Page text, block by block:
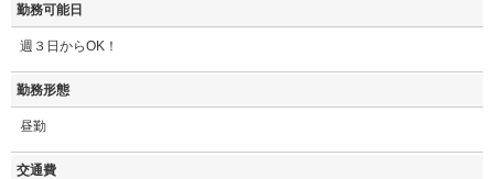
勤務可能日
週３日からOK！
勤務形態
昼勤
交通費